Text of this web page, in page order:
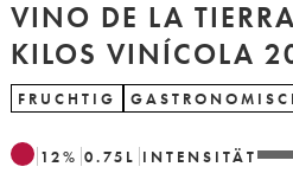
VINO DE LA
KILOS VINÍCOLA
FRUCHTIG
12% 0.75 L INTENSITÄT